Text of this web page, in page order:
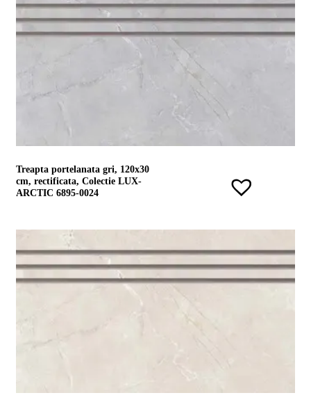
Treapta portelanata gri, 120x30
cm, rectificata, Colectie LUX-
ARCTIC 6895-0024